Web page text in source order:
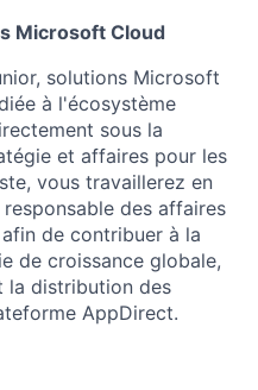
Microsoft Cloud
solutions Microsoft
à l'écosystème
sous la
et affaires pour les
vous travaillerez en
des affaires
de contribuer à la
de croissance globale,
la distribution des
AppDirect.